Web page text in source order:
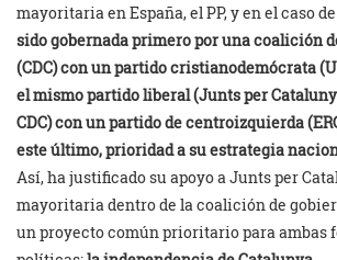
mayoritaria en España, el PP, y en el caso de
sido gobernada primero por una coalición
(CDC) con un partido cristianodemócrata
el mismo partido liberal (Junts per
CDC) con un partido de centroizquierda
este último, prioridad a su estrategia
Así, ha justificado su apoyo a Junts per
mayoritaria dentro de la coalición de
un proyecto común prioritario para ambas